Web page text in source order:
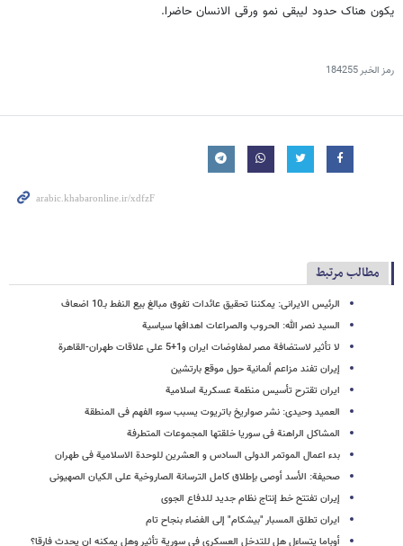
یکون هناک حدود لیبقى نمو ورقی الانسان حاضرا.
رمز الخبر184255
مطالب مرتبط
الرئیس الایرانی: یمکننا تحقیق عائدات تفوق مبالغ بیع النفط بـ10 اضعاف
السید نصر الله: الحروب والصراعات اهدافها سیاسیة
لا تأثیر لاستضافة مصر لمفاوضات ایران و1+5 على علاقات طهران-القاهرة
إیران تفند مزاعم ألمانیة حول موقع بارتشین
ایران تقترح تأسیس منظمة عسکریة اسلامیة
العمید وحیدی: نشر صواریخ باتریوت یسبب سوء الفهم فی المنطقة
المشاکل الراهنة فی سوریا خلقتها المجموعات المتطرفة
بدء اعمال الموتمر الدولی السادس و العشرین للوحدة الاسلامیة فی طهران
صحیفة: الأسد أوصی بإطلاق کامل الترسانة الصاروخیة علی الکیان الصهیونی
إیران تفتتح خط إنتاج نظام جدید للدفاع الجوی
ایران تطلق المسبار "بیشکام" إلى الفضاء بنجاح تام
أوباما یتساءل هل للتدخل العسکری فی سوریة تأثیر وهل یمکنه ان یحدث فارقا؟